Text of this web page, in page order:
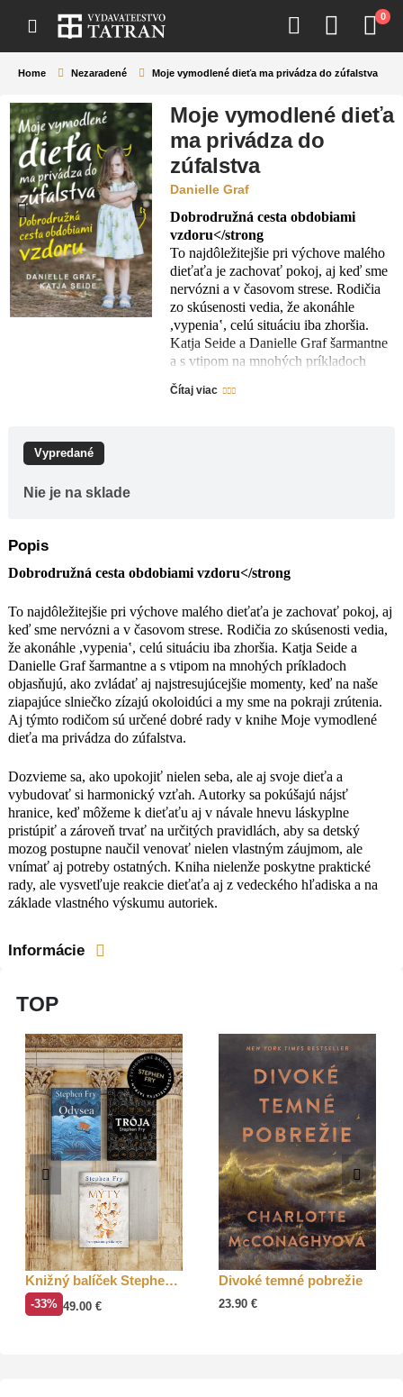
0
Home Nezaradené Moje vymodlené dieťa ma privádza do zúfalstva
Moje vymodlené dieťa
ma privádza do
zúfalstva
Danielle Graf
Dobrodružná cesta obdobiami
vzdoru</strong
To najdôležitejšie pri výchove malého
dieťaťa je zachovať pokoj, aj keď sme
nervózni a v časovom strese. Rodičia
zo skúsenosti vedia, že akonáhle
,vypenia‛, celú situáciu iba zhoršia.
Katja Seide a Danielle Graf šarmantne
a s vtipom na mnohých príkladoch
najstresujúcejšie momenty, keď na naše
dieťaťu aj v návale hnevu láskyplne
pravidlách, aby sa detský mozog
postupne naučil venovať nielen
vlastným záujmom, ale vnímať aj
potreby ostatných. Kniha nielenže
poskytne praktické rady, ale vysvetľuje
reakcie dieťaťa aj z vedeckého
hľadiska a na základe vlastného
výskumu autoriek.
Čítaj viac
Vypredané
Nie je na sklade
Popis
Dobrodružná cesta obdobiami vzdoru</strong
To najdôležitejšie pri výchove malého dieťaťa je zachovať pokoj, aj
keď sme nervózni a v časovom strese. Rodičia zo skúsenosti vedia,
že akonáhle ,vypenia‛, celú situáciu iba zhoršia. Katja Seide a
Danielle Graf šarmantne a s vtipom na mnohých príkladoch
objasňujú, ako zvládať aj najstresujúcejšie momenty, keď na naše
ziapajúce slniečko zízajú okoloidúci a my sme na pokraji zrútenia.
Aj týmto rodičom sú určené dobré rady v knihe Moje vymodlené
dieťa ma privádza do zúfalstva.
Dozvieme sa, ako upokojiť nielen seba, ale aj svoje dieťa a
vybudovať si harmonický vzťah. Autorky sa pokúšajú nájsť
hranice, keď môžeme k dieťaťu aj v návale hnevu láskyplne
pristúpiť a zároveň trvať na určitých pravidlách, aby sa detský
mozog postupne naučil venovať nielen vlastným záujmom, ale
vnímať aj potreby ostatných. Kniha nielenže poskytne praktické
rady, ale vysvetľuje reakcie dieťaťa aj z vedeckého hľadiska a na
základe vlastného výskumu autoriek.
Informácie
TOP
Knižný balíček Stephen Fry
-33% 49.00 €
Divoké temné pobrežie
23.90€